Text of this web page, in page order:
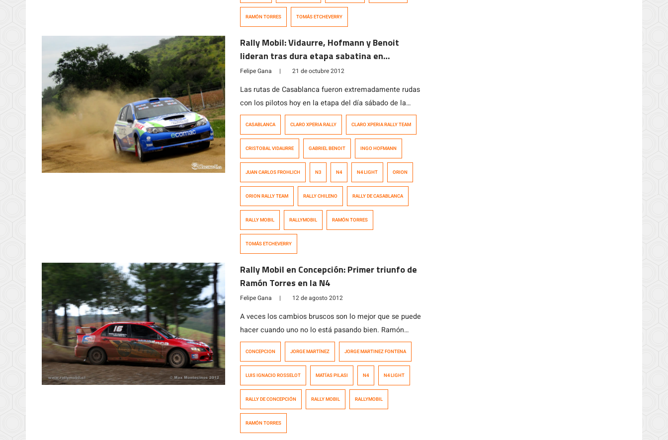
RAMÓN TORRES TOMÁS ETCHEVERRY
Rally Mobil: Vidaurre, Hofmann y Benoit
lideran tras dura etapa sabatina en
Casablanca
Felipe Gana | 21 de octubre 2012
Las rutas de Casablanca fueron extremadamente rudas
con los pilotos hoy en la etapa del día sábado de la
penúltima fecha del Campeonato Rally Mobil 2012.
fallaran en completar la distancia del día por problemas
mecánicos o accidentes, […]
CASABLANCA CLARO XPERIA RALLY CLARO XPERIA RALLY TEAM
CRISTOBAL VIDAURRE GABRIEL BENOIT INGO HOFMANN
JUAN CARLOS FROHLICH N3 N4 N4 LIGHT ORION
ORION RALLY TEAM RALLY CHILENO RALLY DE CASABLANCA
RALLY MOBIL RALLYMOBIL RAMÓN TORRES
TOMÁS ETCHEVERRY
Rally Mobil en Concepción: Primer triunfo de
Ramón Torres en la N4
Felipe Gana | 12 de agosto 2012
A veces los cambios bruscos son lo mejor que se puede
hacer cuando uno no lo está pasando bien. Ramón
Torres puede decirlo con autoridad. Después de tener
realizó las primeras cuatro fechas de esta temporada
2012 en la N4 Light, el piloto auspiciado por Sipa […]
CONCEPCION JORGE MARTÍNEZ JORGE MARTINEZ FONTENA
LUIS IGNACIO ROSSELOT MATÍAS PILASI N4 N4 LIGHT
RALLY DE CONCEPCIÓN RALLY MOBIL RALLYMOBIL
RAMÓN TORRES